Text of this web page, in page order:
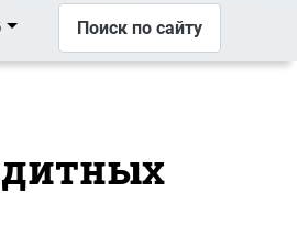
Поиск по сайту